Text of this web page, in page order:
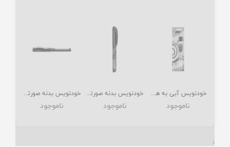
خودنویس آبی به همراه پاک کن 2 عددی بیک (BIC)
ناموجود
خودنویس بدنه صورتی مدل Voice Schneider اشنایدر (Schneider)
ناموجود
خودنویس بدنه صورتی مدل Base Schneider نوک متوسط اشنایدر (Schneider)
ناموجود
;